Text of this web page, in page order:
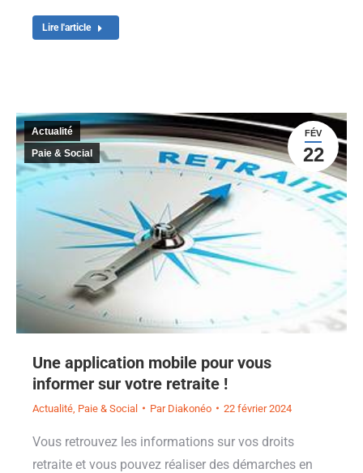
Lire l'article
FÉV
22
Actualité
Paie & Social
Une application mobile pour vous
informer sur votre retraite !
Actualité Paie & Social Par Diakonéo 22 février 2024
Vous retrouvez les informations sur vos droits
retraite et vous pouvez réaliser des démarches en